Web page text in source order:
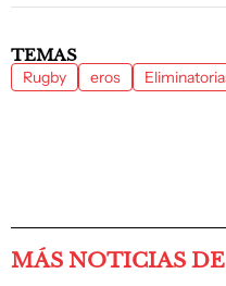
TEMAS
Rugby eros
MÁS NOTICIAS